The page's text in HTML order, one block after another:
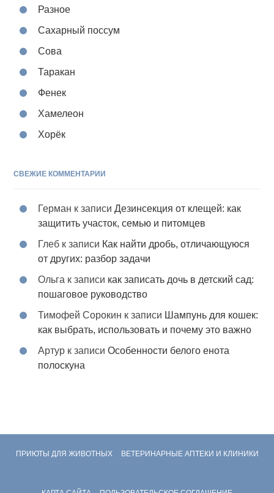
Разное
Сахарный поссум
Сова
Таракан
Фенек
Хамелеон
Хорёк
СВЕЖИЕ КОММЕНТАРИИ
Герман к записиДезинсекция от клещей: как
защитить участок, семью и питомцев
Глеб к записи Как найти дробь, отличающуюся
от других: разбор задачи
Ольга к записи как записать дочь в детский сад:
пошаговое руководство
Тимофей Сорокин к записи Шампунь для кошек:
как выбрать, использовать и почему это важно
Артур к записиОсобенности белого енота
полоскуна
ПРИЮТЫ ДЛЯ ЖИВОТНЫХ ВЕТЕРИНАРНЫЕ АПТЕКИ И КЛИНИКИ